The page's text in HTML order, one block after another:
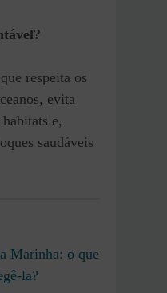
respeita os
evita
e,
saudáveis
Marinha: o que
la?